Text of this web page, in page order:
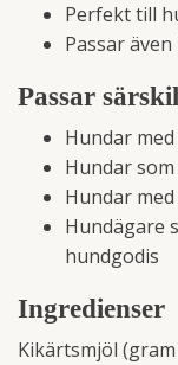
Perfekt till
Passar
Passar
Hundar
Hundar
Hundar
Hundägare
hundgodis
Ingredienser
Kikärtsmjöl